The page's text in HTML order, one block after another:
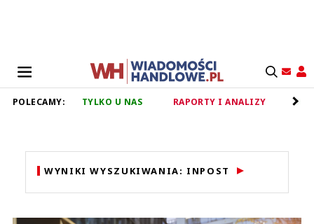
POLECAMY: TYLKO U NAS RAPORTY I ANALIZY
WYNIKI WYSZUKIWANIA: INPOST